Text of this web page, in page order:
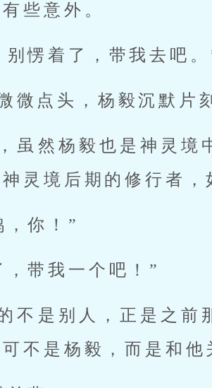
些意外。
别愣着了，带我去吧。
微点头，杨毅沉默片
虽然杨毅也是神灵境
灵境后期的修行者
，你！”
，带我一个吧！”
不是别人，正是之前
不是杨毅，而是和他